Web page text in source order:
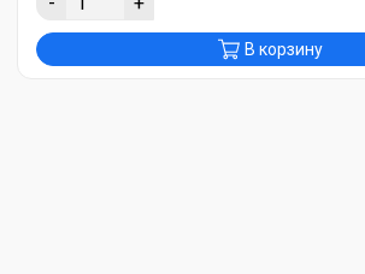
В корзину